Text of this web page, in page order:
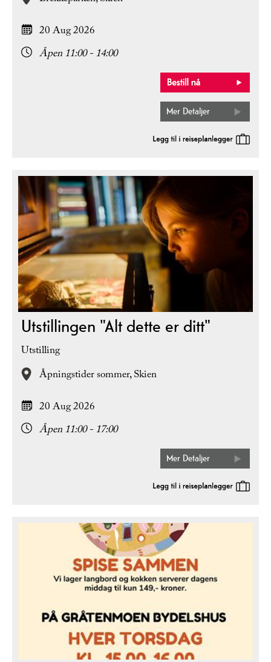
20 Aug 2026
Åpen 11:00 - 14:00
Mer Detaljer
Utstillingen "Alt dette er ditt"
Utstilling
Åpningstider sommer,Skien
20 Aug 2026
Åpen 11:00 - 17:00
Mer Detaljer